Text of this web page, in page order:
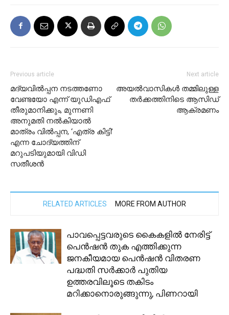
Previous article
മദ്യവിൽപ്പന നടത്തണോ
വേണ്ടയോ എന്ന് യുഡിഎഫ്
തീരുമാനിക്കും, മുന്നണി
അനുമതി നൽകിയാൽ
മാത്രം വിൽപ്പന, ‘എത്ര കിട്ടി’
എന്ന ചോദ്യത്തിന്
മറുപടിയുമായി വിഡി
സതീശന്‍
Next article
അയൽവാസികൾ തമ്മിലുള്ള
തർക്കത്തിനിടെ ആസിഡ്
ആക്രമണം
RELATED ARTICLES MORE FROM AUTHOR
പാവപ്പെട്ടവരുടെ കൈകളില്‍ നേരിട്ട്
പെന്‍ഷന്‍ തുക എത്തിക്കുന്ന
ജനകീയമായ പെന്‍ഷന്‍ വിതരണ
പദ്ധതി സര്‍ക്കാര്‍ പുതിയ
ഉത്തരവിലൂടെ തകിടം
മറിക്കാനൊരുങ്ങുന്നു, പിണറായി